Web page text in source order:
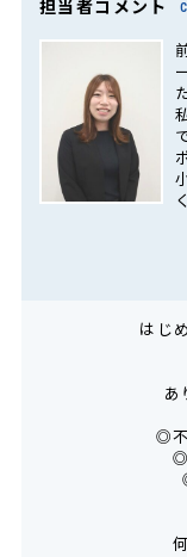
担当者コメント
はじ
あ
◎
◎